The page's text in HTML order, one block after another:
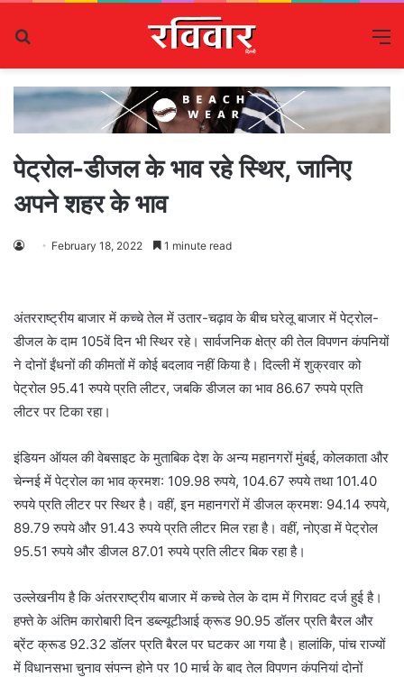
पेट्रोल-डीजल के भाव रहे स्थिर, जानिए
अपने शहर के भाव
February 18, 2022 1 minute read
अंतरराष्ट्रीय बाजार में कच्चे तेल में उतार-चढ़ाव के बीच घरेलू बाजार में पेट्रोल-
डीजल के दाम 105वें दिन भी स्थिर रहे। सार्वजनिक क्षेत्र की तेल विपणन कंपनियों
ने दोनों ईंधनों की कीमतों में कोई बदलाव नहीं किया है। दिल्ली में शुक्रवार को
पेट्रोल 95.41 रुपये प्रति लीटर, जबकि डीजल का भाव 86.67 रुपये प्रति
लीटर पर टिका रहा।
इंडियन ऑयल की वेबसाइट के मुताबिक देश के अन्य महानगरों मुंबई, कोलकाता और
चेन्नई में पेट्रोल का भाव क्रमश: 109.98 रुपये, 104.67 रुपये तथा 101.40
रुपये प्रति लीटर पर स्थिर है। वहीं, इन महानगरों में डीजल क्रमश: 94.14 रुपये,
89.79 रुपये और 91.43 रुपये प्रति लीटर मिल रहा है। वहीं, नोएडा में पेट्रोल
95.51 रुपये और डीजल 87.01 रुपये प्रति लीटर बिक रहा है।
उल्लेखनीय है कि अंतरराष्ट्रीय बाजार में कच्चे तेल के दाम में गिरावट दर्ज हुई है।
हफ्ते के अंतिम कारोबारी दिन डब्ल्यूटीआई क्रूड 90.95 डॉलर प्रति बैरल और
ब्रेंट क्रूड 92.32 डॉलर प्रति बैरल पर घटकर आ गया है। हालांकि, पांच राज्यों
में विधानसभा चुनाव संपन्न होने पर 10 मार्च के बाद तेल विपणन कंपनियां दोनों